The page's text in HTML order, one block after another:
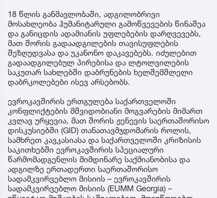
18 წლის განმავლობაში, ადგილობრივი
მოსახლეობა ჰუმანიტარული გამოწვევების წინაშეა
და განიცდის ადამიანის უფლებების დარღვევებს,
მათ შორის გადაადგილების თავისუფლების
შეზღუდვასა და უკანონო დაკავებებს. იძულებით
გადაადგილებულ პირებისა და ლტოლვილების
საკუთარ სახლებში დაბრუნების ხელშემშლელი
დაბრკოლებები ისევ არსებობს.
ევროკავშირის ერთგულება საქართველოში
კონფლიქტების მშვიდობიანი მოგვარების მიმართ
კვლავ ურყევია, მათ შორის ჟენევის საერთაშორისო
დისკუსიებში (GID) თანათავმჯდომარის როლის,
სამხრეთ კავკასიასა და საქართველოში კრიზისის
საკითხებში ევროკავშირის სპეციალური
წარმომადგენლის მიმდინარე საქმიანობისა და
ადგილზე ერთადერთი საერთაშორისო
სადამკვირვებლო მისიის – ევროკავშირის
სადამკვირვებლო მისიის (EUMM Georgia) –